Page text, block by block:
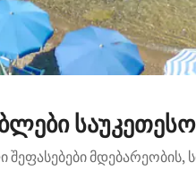
მდებარეობის,